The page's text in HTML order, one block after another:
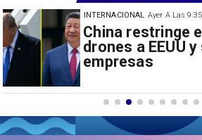
Ayer A Las 9:35
Papa León XIV
Sudamérica
INTERNACIONAL